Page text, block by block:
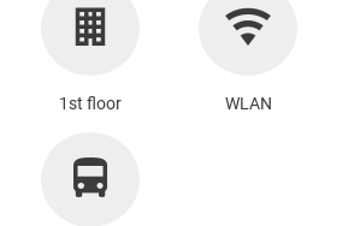
1st floor WLAN